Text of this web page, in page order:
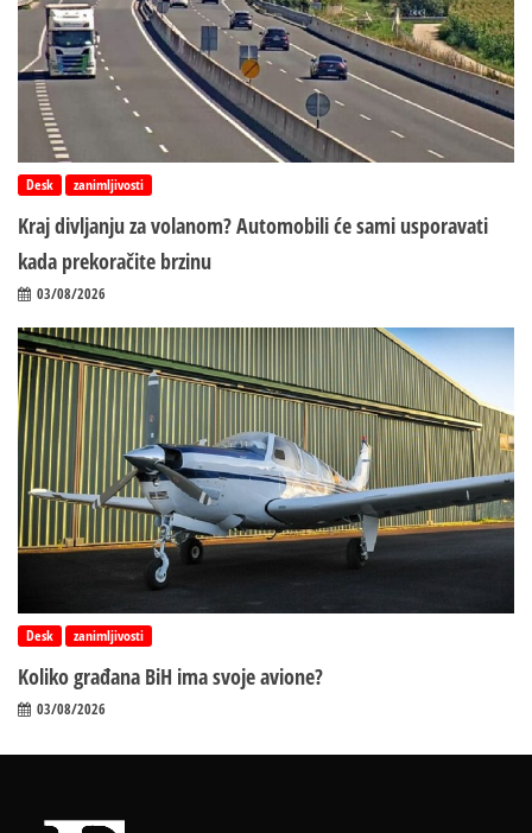
Desk zanimljivosti
Kraj divljanju za volanom? Automobili će sami usporavati
kada prekoračite brzinu
03/08/2026
Desk zanimljivosti
Koliko građana BiH ima svoje avione?
03/08/2026